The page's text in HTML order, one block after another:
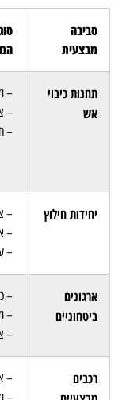
סביבה
מבצעית
תחנות כיבוי
אש
–
–
–
יחידות חילוץ
–
–
–
ארגונים
ביטחוניים
–
–
–
רכבים
–